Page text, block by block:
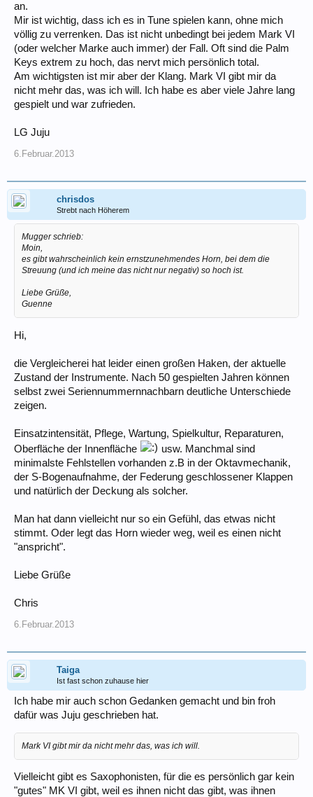
an.
Mir ist wichtig, dass ich es in Tune spielen kann, ohne mich
völlig zu verrenken. Das ist nicht unbedingt bei jedem Mark VI
(oder welcher Marke auch immer) der Fall. Oft sind die Palm
Keys extrem zu hoch, das nervt mich persönlich total.
Am wichtigsten ist mir aber der Klang. Mark VI gibt mir da
nicht mehr das, was ich will. Ich habe es aber viele Jahre lang
gespielt und war zufrieden.
LG Juju
6.Februar.2013
chrisdos
Strebt nach Höherem
Mugger schrieb:
Moin,
es gibt wahrscheinlich kein ernstzunehmendes Horn, bei dem die
Streuung (und ich meine das nicht nur negativ) so hoch ist.
Liebe Grüße,
Guenne
Hi,
die Vergleicherei hat leider einen großen Haken, der aktuelle
Zustand der Instrumente. Nach 50 gespielten Jahren können
selbst zwei Seriennummernnachbarn deutliche Unterschiede
zeigen.
Einsatzintensität, Pflege, Wartung, Spielkultur, Reparaturen,
Oberfläche der Innenfläche
usw. Manchmal sind
minimalste Fehlstellen vorhanden z.B in der Oktavmechanik,
der S-Bogenaufnahme, der Federung geschlossener Klappen
und natürlich der Deckung als solcher.
Man hat dann vielleicht nur so ein Gefühl, das etwas nicht
stimmt. Oder legt das Horn wieder weg, weil es einen nicht
"anspricht".
Liebe Grüße
Chris
6.Februar.2013
Taiga
Ist fast schon zuhause hier
Ich habe mir auch schon Gedanken gemacht und bin froh
dafür was Juju geschrieben hat.
Mark VI gibt mir da nicht mehr das, was ich will.
Vielleicht gibt es Saxophonisten, für die es persönlich gar kein
"gutes" MK VI gibt, weil es ihnen nicht das gibt, was ihnen